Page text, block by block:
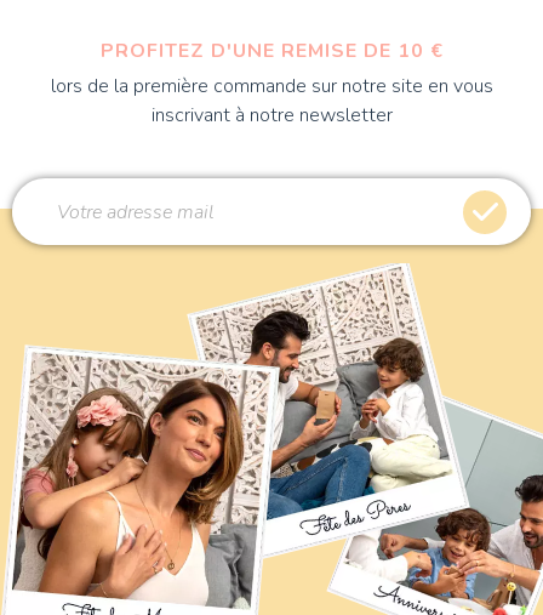
PROFITEZ D'UNE REMISE DE 10 €
lors de la première commande sur notre site en vous
inscrivant à notre newsletter